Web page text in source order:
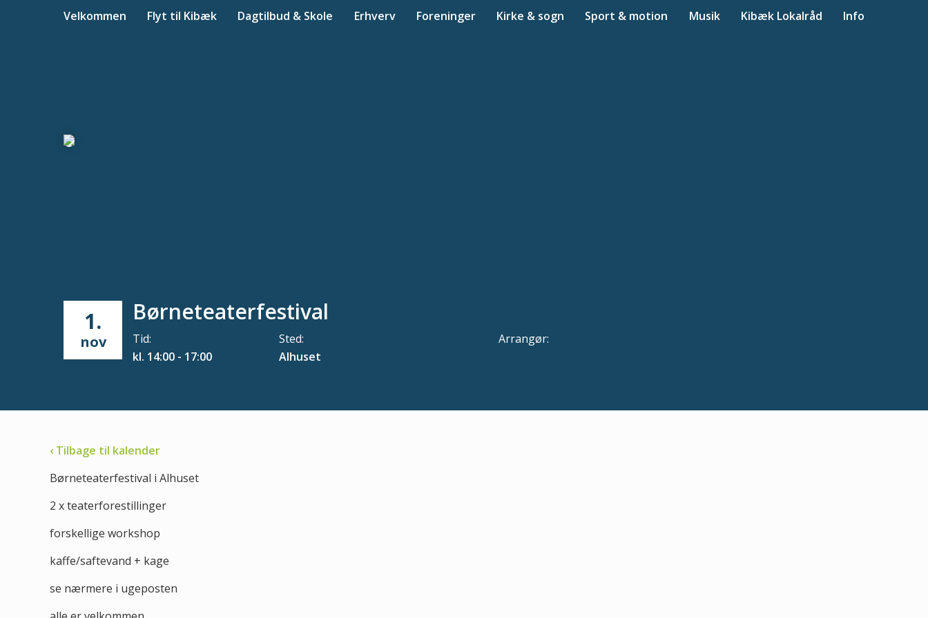
Velkommen Flyt til Kibæk Dagtilbud & Skole Erhverv Foreninger Kirke & sogn Sport & motion Musik Kibæk Lokalråd Info
1.
nov
Børneteaterfestival
Tid:
kl. 14:00 - 17:00
Sted:
Alhuset
Arrangør:
‹ Tilbage til kalender
Børneteaterfestival i Alhuset
2 x teaterforestillinger
forskellige workshop
kaffe/saftevand + kage
se nærmere i ugeposten